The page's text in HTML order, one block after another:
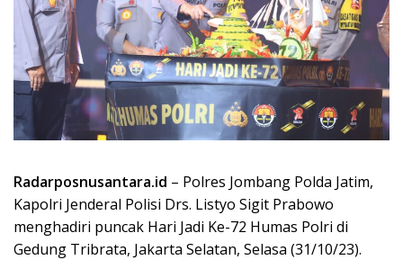
Radarposnusantara.id – Polres Jombang Polda Jatim,
Kapolri Jenderal Polisi Drs. Listyo Sigit Prabowo
menghadiri puncak Hari Jadi Ke-72 Humas Polri di
Gedung Tribrata, Jakarta Selatan, Selasa (31/10/23).